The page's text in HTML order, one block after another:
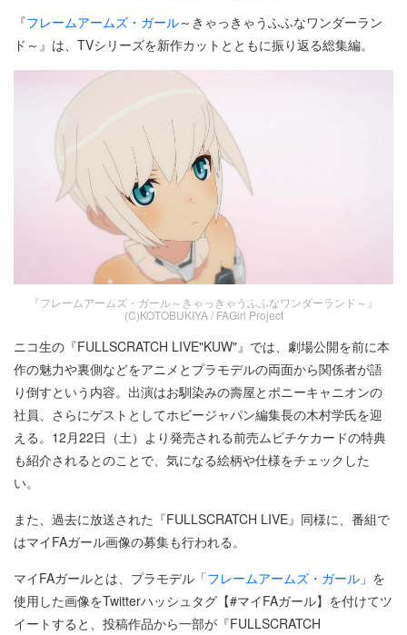
『フレームアームズ・ガール～きゃっきゃうふふなワンダーラン
ド～』は、TVシリーズを新作カットとともに振り返る総集編。
『フレームアームズ・ガール～きゃっきゃうふふなワンダーランド～』
(C)KOTOBUKIYA / FAGirl Project
ニコ生の『FULLSCRATCH LIVE"KUW"』では、劇場公開を前に本
作の魅力や裏側などをアニメとプラモデルの両面から関係者が語
り倒すという内容。出演はお馴染みの壽屋とポニーキャニオンの
社員、さらにゲストとしてホビージャパン編集長の木村学氏を迎
える。12月22日（土）より発売される前売ムビチケカードの特典
も紹介されるとのことで、気になる絵柄や仕様をチェックした
い。
また、過去に放送された『FULLSCRATCH LIVE』同様に、番組で
はマイFAガール画像の募集も行われる。
マイFAガールとは、プラモデル「フレームアームズ・ガール 」を
使用した画像をTwitterハッシュタグ【#マイFAガール】を付けてツ
イートすると、投稿作品から一部が『FULLSCRATCH